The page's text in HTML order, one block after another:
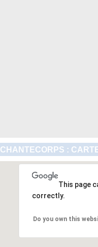
CHANTECORPS :
This page
correctly.
Do you own this